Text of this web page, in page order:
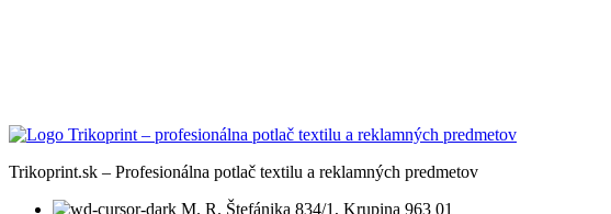
Trikoprint.sk – Profesionálna potlač textilu a reklamných predmetov
M. R. Štefánika 834/1, Krupina 963 01